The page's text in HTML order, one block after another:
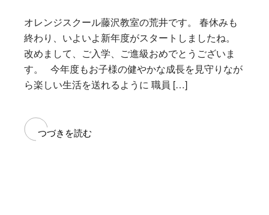
オレンジスクール藤沢教室の荒井です。 春休みも
終わり、いよいよ新年度がスタートしましたね。
改めまして、ご入学、ご進級おめでとうございま
す。 今年度もお子様の健やかな成長を見守りなが
ら楽しい生活を送れるように 職員 […]
つづきを読む